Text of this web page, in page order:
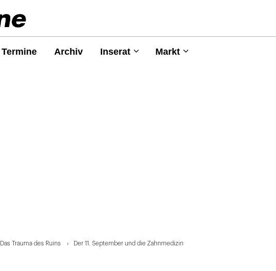
Termine Archiv Inserat Markt
Das Trauma des Ruins Der 11. September und die Zahnmedizin